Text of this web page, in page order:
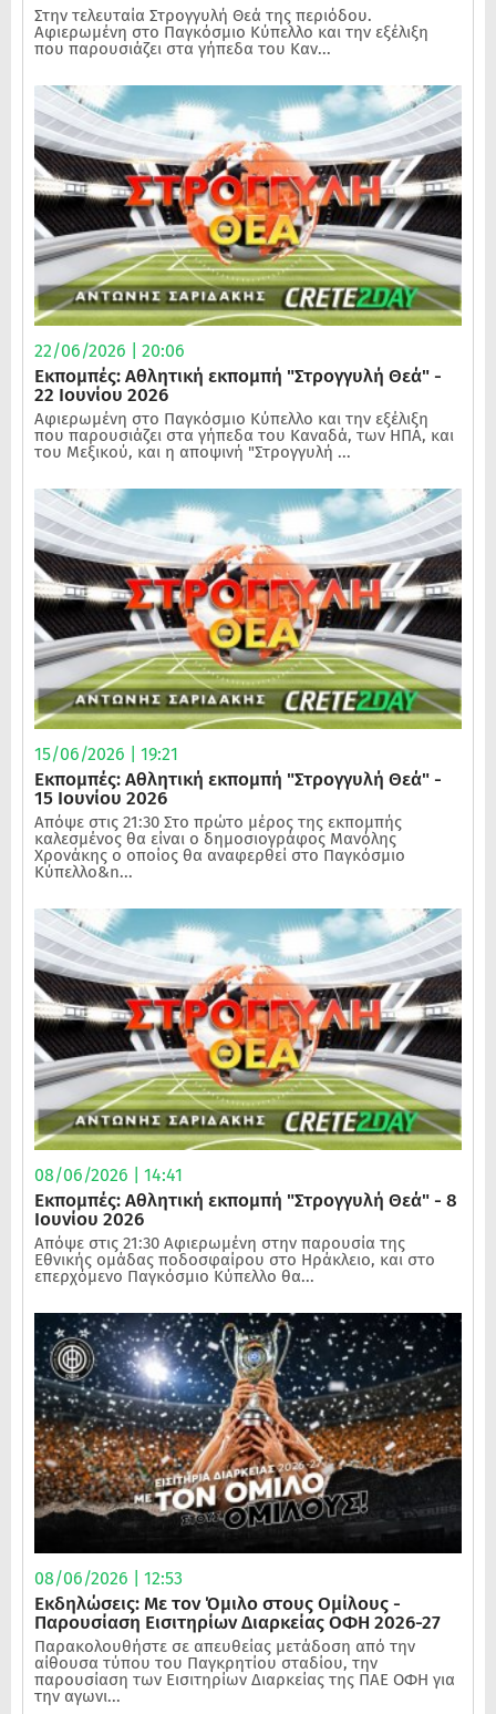
Στην τελευταία Στρογγυλή Θεά της περιόδου.
Αφιερωμένη στο Παγκόσμιο Κύπελλο και την εξέλιξη
που παρουσιάζει στα γήπεδα του Καν...
22/06/2026 | 20:06
Εκπομπές: Αθλητική εκπομπή "Στρογγυλή Θεά" -
22 Ιουνίου 2026
Αφιερωμένη στο Παγκόσμιο Κύπελλο και την εξέλιξη
που παρουσιάζει στα γήπεδα του Καναδά, των ΗΠΑ, και
του Μεξικού, και η αποψινή "Στρογγυλή ...
15/06/2026 | 19:21
Εκπομπές: Αθλητική εκπομπή "Στρογγυλή Θεά" -
15 Ιουνίου 2026
Απόψε στις 21:30 Στο πρώτο μέρος της εκπομπής
καλεσμένος θα είναι ο δημοσιογράφος Μανόλης
Χρονάκης ο οποίος θα αναφερθεί στο Παγκόσμιο
Κύπελλο&n...
08/06/2026 | 14:41
Εκπομπές: Αθλητική εκπομπή "Στρογγυλή Θεά" - 8
Ιουνίου 2026
Απόψε στις 21:30 Αφιερωμένη στην παρουσία της
Εθνικής ομάδας ποδοσφαίρου στο Ηράκλειο, και στο
επερχόμενο Παγκόσμιο Κύπελλο θα...
08/06/2026 | 12:53
Εκδηλώσεις: Με τον Όμιλο στους Ομίλους -
Παρουσίαση Εισιτηρίων Διαρκείας ΟΦΗ 2026-27
Παρακολουθήστε σε απευθείας μετάδοση από την
αίθουσα τύπου του Παγκρητίου σταδίου, την
παρουσίαση των Εισιτηρίων Διαρκείας της ΠΑΕ ΟΦΗ για
την αγωνι...